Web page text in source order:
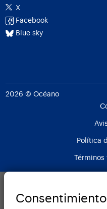
X
Facebook
Blue sky
2026 © Océano
Política